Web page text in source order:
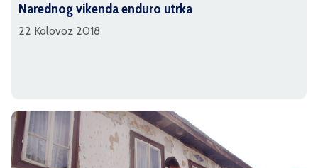
Narednog vikenda enduro utrka
22 Kolovoz 2018